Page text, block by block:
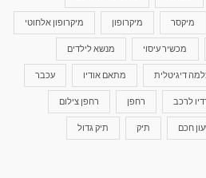
מיקסר מיקרופון מיקרופון אלחוטי
מכשיר עיסוי מנשא לילדים
דיגיטלית מתאם אודיו עכבר
לרכב רחפן רחפן צילום
חכם תיק תיק גדול